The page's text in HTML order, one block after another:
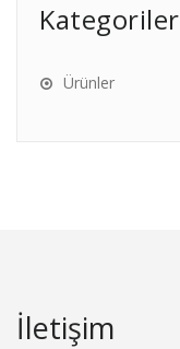
Kategoriler
Ürünler
İletişim